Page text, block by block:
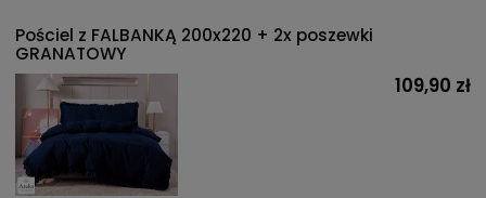
Pościel z FALBANKĄ 200x220 + 2x poszewki
GRANATOWY
109,90 zł